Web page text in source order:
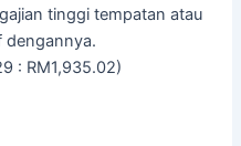
tinggi tempatan atau
dengannya.
: RM1,935.02)